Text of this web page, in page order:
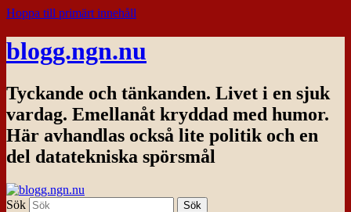
Hoppa till primärt innehåll
blogg.ngn.nu
Tyckande och tänkanden. Livet i en sjuk
vardag. Emellanåt kryddad med humor.
Här avhandlas också lite politik och en
del datatekniska spörsmål
Sök